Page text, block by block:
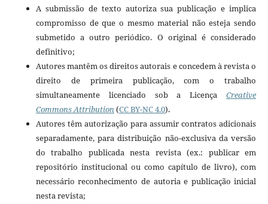
A submissão de texto autoriza sua publicação e implica
compromisso de que o mesmo material não esteja sendo
submetido a outro periódico. O original é considerado
definitivo;
Autores mantêm os direitos autorais e concedem à revista o
direito de primeira publicação, com o trabalho
simultaneamente licenciado sob a LicençaCreative
Commons Attribution(CC BY-NC 4.0).
Autores têm autorização para assumir contratos adicionais
separadamente, para distribuição não-exclusiva da versão
do trabalho publicada nesta revista (ex.: publicar em
repositório institucional ou como capítulo de livro), com
necessário reconhecimento de autoria e publicação inicial
nesta revista;